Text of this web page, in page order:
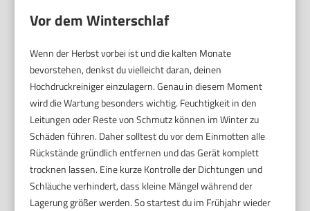
Vor dem Winterschlaf
Wenn der Herbst vorbei ist und die kalten Monate
bevorstehen, denkst du vielleicht daran, deinen
Hochdruckreiniger einzulagern. Genau in diesem Moment
wird die Wartung besonders wichtig. Feuchtigkeit in den
Leitungen oder Reste von Schmutz können im Winter zu
Schäden führen. Daher solltest du vor dem Einmotten alle
Rückstände gründlich entfernen und das Gerät komplett
trocknen lassen. Eine kurze Kontrolle der Dichtungen und
Schläuche verhindert, dass kleine Mängel während der
Lagerung größer werden. So startest du im Frühjahr wieder